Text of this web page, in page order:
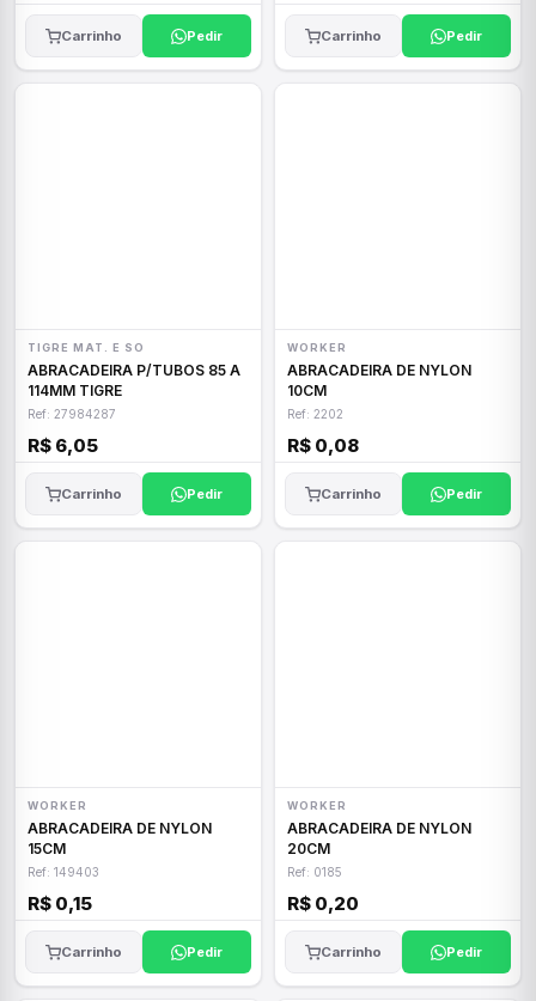
Carrinho Pedir Carrinho Pedir
TIGRE MAT. E SO
ABRACADEIRA P/TUBOS 85 A
114MM TIGRE
Ref: 27984287
R$ 6,05
Carrinho Pedir
WORKER
ABRACADEIRA DE NYLON
10CM
Ref: 2202
R$ 0,08
Carrinho Pedir
WORKER
ABRACADEIRA DE NYLON
15CM
Ref: 149403
R$ 0,15
Carrinho Pedir
WORKER
ABRACADEIRA DE NYLON
20CM
Ref: 0185
R$ 0,20
Carrinho Pedir